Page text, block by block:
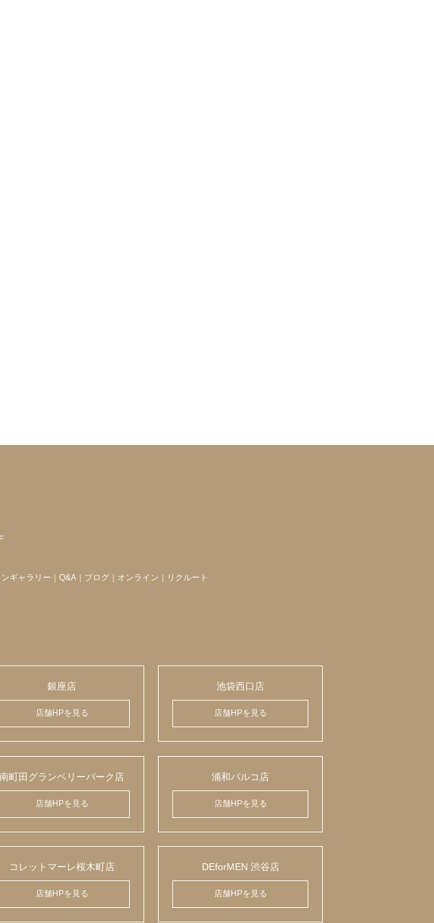
ギャラリー Q&A ブログ オンライン リクルート
銀座店
店舗HPを見る
池袋西口店
店舗HPを見る
南町田グランベリーパーク店
店舗HPを見る
浦和パルコ店
店舗HPを見る
コレットマーレ桜木町店
店舗HPを見る
DEforMEN 渋谷店
店舗HPを見る